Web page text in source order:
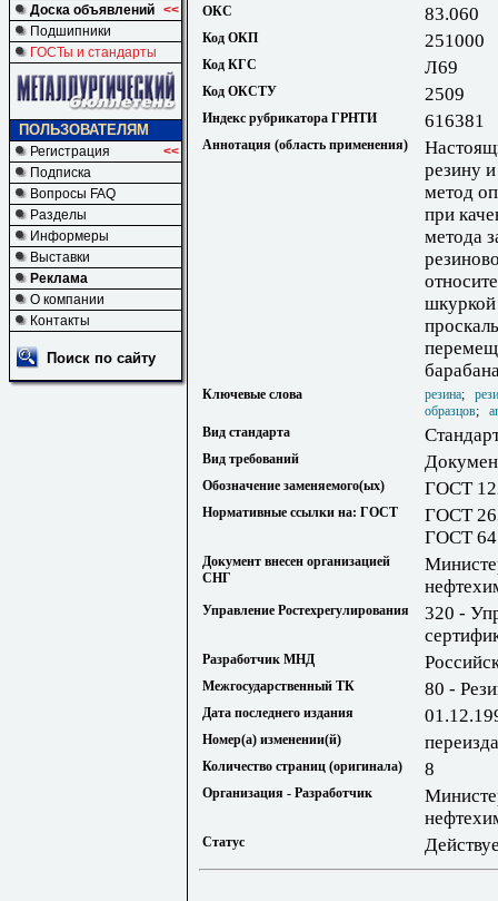
Доска объявлений <<
Подшипники
ГОСТы и стандарты
ПОЛЬЗОВАТЕЛЯМ
Регистрация
<<
Подписка
Вопросы FAQ
Разделы
Информеры
Выставки
Реклама
О компании
Контакты
Поиск по сайту
ОКС 83.060
Код ОКП 251000
Код КГС Л69
Код ОКСТУ 2509
Индекс рубрикатора ГРНТИ 616381
Аннотация (область применения)
резину
метод
при
метода
шкуркой
Ключевые слова резина;
образцов;
Вид стандарта
Вид требований
Обозначение заменяемого(ых) ГОСТ
Нормативные ссылки на: ГОСТ
ГОСТ
ГОСТ
Документ внесен организацией
СНГ
Управление Ростехрегулирования
320 -
Разработчик МНД
Межгосударственный ТК 80 -
Дата последнего издания
Номер(а) изменении(й)
Количество страниц (оригинала) 8
Организация - Разработчик
Статус